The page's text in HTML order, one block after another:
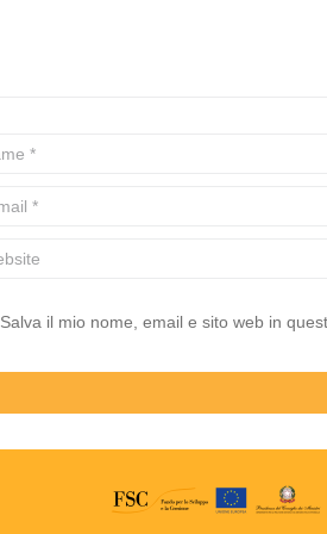
Salva il mio nome, email e sito web in